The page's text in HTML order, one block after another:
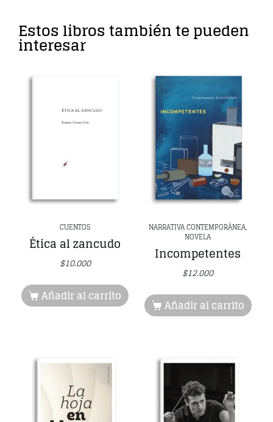
Estos libros también te pueden
interesar
CUENTOS
Ética al zancudo
$10.000
Añadir al carrito
NARRATIVA CONTEMPORÁNEA,
NOVELA
Incompetentes
$12.000
Añadir al carrito